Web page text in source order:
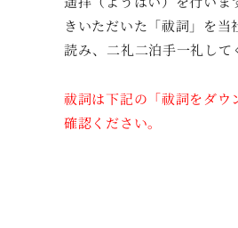
きいただいた「祓詞」を当
読み、二礼二泊手一礼して
祓詞は下記の「祓詞をダウ
確認ください。